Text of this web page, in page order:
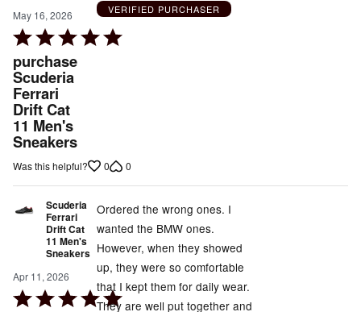
May 16, 2026
Rated
5
out
of
5
purchase
Scuderia
Ferrari
Drift Cat
11 Men's
Sneakers
VERIFIED PURCHASER
Was this helpful? 0 0
Scuderia
Ferrari
Drift Cat
11 Men's
Sneakers
Apr 11, 2026
Rated
Ordered the wrong ones. I
wanted the BMW ones.
However, when they showed
up, they were so comfortable
that I kept them for daily wear.
They are well put together and